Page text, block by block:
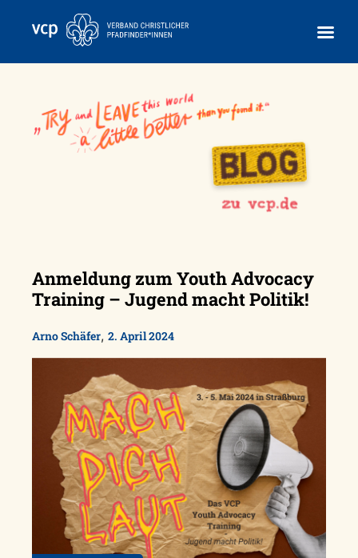
Anmeldung zum Youth Advocacy
Training – Jugend macht Politik!
Arno Schäfer, 2. April 2024